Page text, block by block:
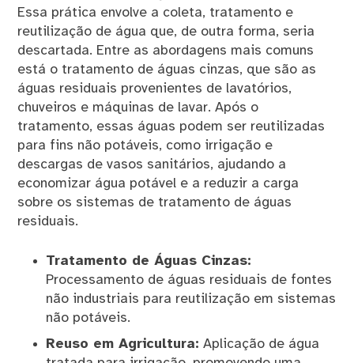
Essa prática envolve a coleta, tratamento e
reutilização de água que, de outra forma, seria
descartada. Entre as abordagens mais comuns
está o tratamento de águas cinzas, que são as
águas residuais provenientes de lavatórios,
chuveiros e máquinas de lavar. Após o
tratamento, essas águas podem ser reutilizadas
para fins não potáveis, como irrigação e
descargas de vasos sanitários, ajudando a
economizar água potável e a reduzir a carga
sobre os sistemas de tratamento de águas
residuais.
Tratamento de Águas Cinzas:
Processamento de águas residuais de fontes
não industriais para reutilização em sistemas
não potáveis.
Reuso em Agricultura: Aplicação de água